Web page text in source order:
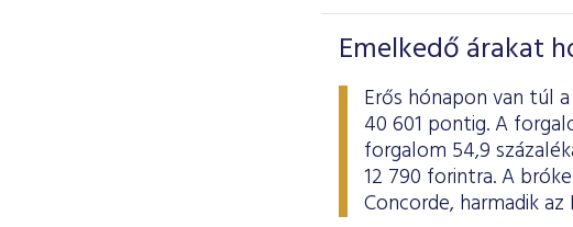
Emelkedő árakat
Erős hónapon van túl
40 601 pontig. A
forgalom 54,9
12 790 forintra. A
Concorde, harmadik az